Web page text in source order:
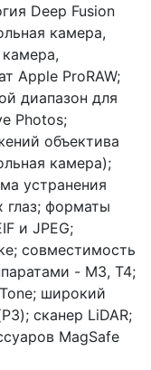
Deep Fusion
камера,
Apple ProRAW;
диапазон для
Photos;
объектива
камера);
устранения
глаз; форматы
и JPEG;
совместимость
- M3, T4;
широкий
сканер LiDAR;
MagSafe